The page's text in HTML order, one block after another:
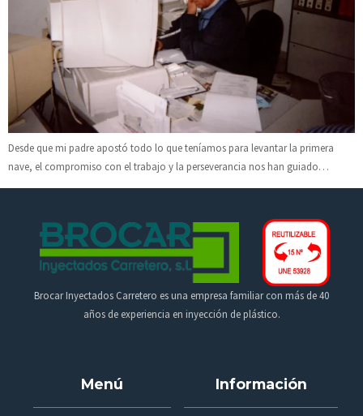
Desde que mi padre apostó todo lo que teníamos para levantar la primera
nave, el compromiso con el trabajo y la perseverancia nos han guiado…
Brocar Inyectados Carretero es una empresa familiar con más de 40
años de experiencia en inyección de plástico.
Menú Información